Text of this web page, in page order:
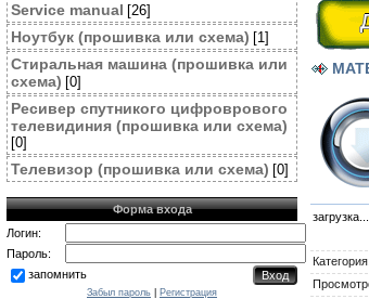
Service manual [26]
Ноутбук (прошивка или схема) [1]
Стиральная машина (прошивка или
схема) [0]
Ресивер спутникого цифроврового
телевидиния (прошивка или схема)
[0]
Телевизор (прошивка или схема) [0]
Форма входа
Логин:
Пароль:
запомнить
Забыл пароль Регистрация
загрузка...
Категория